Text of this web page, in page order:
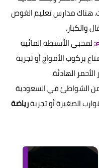
هناك مدارس تعليم الغوص
والكبار.
لمحبي الأنشطة المائية
بركوب الأمواج أو تجربة
الهادئة.
من الشواطئ في السعودية
الصغيرة أو تجربةرياضة